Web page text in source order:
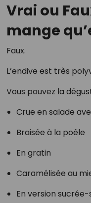
Vrai ou
mange
Faux.
L’endive est très
Vous pouvez la
Crue en salade
Braisée à la poêle
En gratin
Caramélisée au
En version